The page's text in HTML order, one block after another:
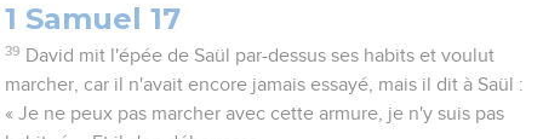
1 Samuel 17
39 David mit l'épée de Saül par-dessus ses habits et voulut
marcher, car il n'avait encore jamais essayé, mais il dit à Saül :
« Je ne peux pas marcher avec cette armure, je n'y suis pas